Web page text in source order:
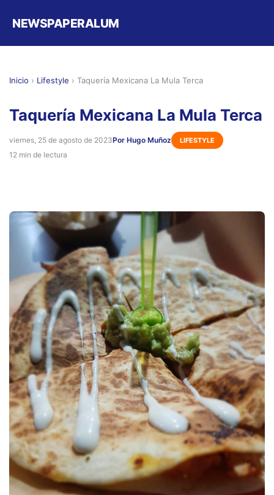
NEWSPAPERALUM
Inicio › Lifestyle › Taquería Mexicana La Mula Terca
Taquería Mexicana La Mula Terca
viernes, 25 de agosto de 2023Por Hugo Muñoz LIFESTYLE
12 min de lectura